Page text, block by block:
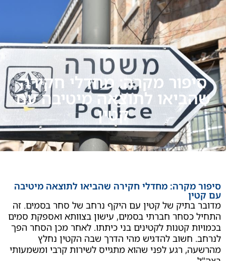
מקרה: מחדלי חקירה
לתוצאה מיטיבה עם
קטין
מחדלי חקירה שהביאו לתוצאה מיטיבה
של קטין עם היקף נרחב של סחר בסמים. זה
חברתי בסמים, עישון בצוותא ואספקת סמים
קטנות לקטינים בני כיתתו. לאחר מכן הסחר הפך
להדגיש מהי הדרך שבה הקטין נחלץ
רגע לפני שהוא מתגייס לשירות קרבי ומשמעותי